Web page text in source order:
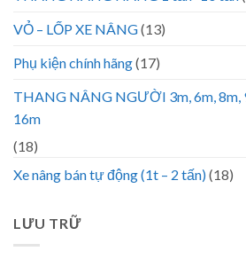
VỎ – LỐP XE NÂNG(13)
Phụ kiện chính hãng(17)
THANG NÂNG NGƯỜI 3m, 6m, 8m,
16m
(18)
Xe nâng bán tự động (1t – 2 tấn)(18)
LƯU TRỮ